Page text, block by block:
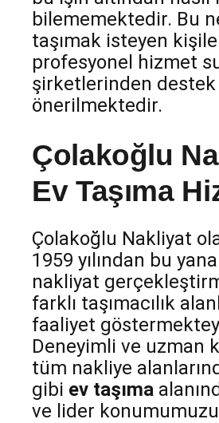
bilememektedir. Bu
taşımak isteyen
profesyonel hizmet
şirketlerinden destek
önerilmektedir.
Çolakoğlu
Ev Taşıma
Çolakoğlu Nakliyat
1959 yılından bu
nakliyat
farklı taşımacılık
faaliyet
Deneyimli ve uzman
tüm nakliye
gibi ev taşıma
ve lider konumumuzu